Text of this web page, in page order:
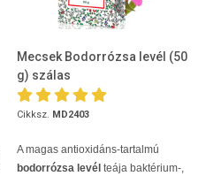
Mecsek Bodorrózsa levél (50
g) szálas
Cikksz. MD2403
A magas antioxidáns-tartalmú
bodorrózsa levél teája baktérium-,